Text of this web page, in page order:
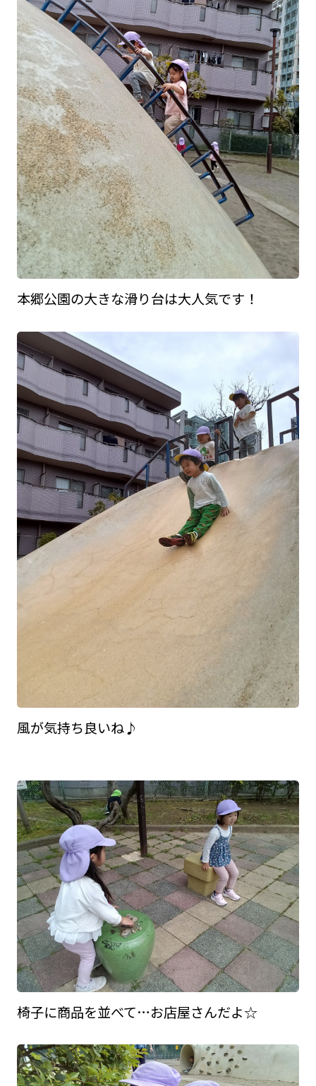
本郷公園の大きな滑り台は大人気です！
風が気持ち良いね♪
椅子に商品を並べて…お店屋さんだよ☆